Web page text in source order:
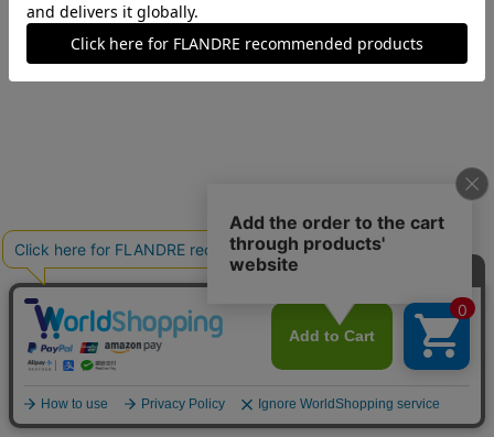
13(13号) 在庫なし